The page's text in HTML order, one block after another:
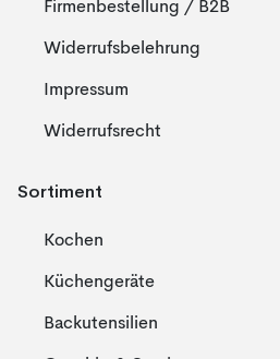
Firmenbestellung / B2B
Widerrufsbelehrung
Impressum
Widerrufsrecht
Sortiment
Kochen
Küchengeräte
Backutensilien